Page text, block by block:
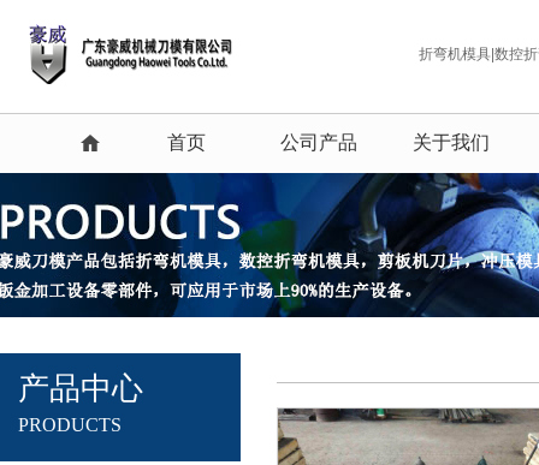
折弯机模具|数控
首页 公司产品 关于我们
产品中心
PRODUCTS